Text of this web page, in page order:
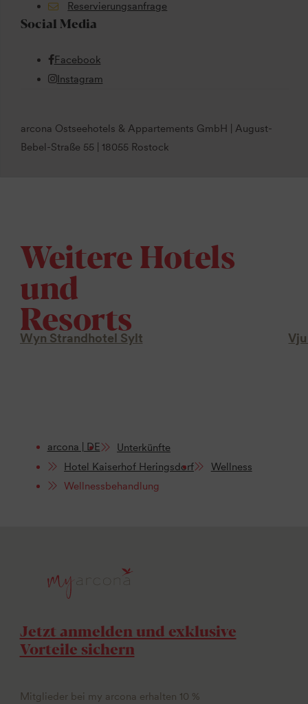
Reservierungsanfrage
Social Media
Facebook
Instagram
arcona Ostseehotels & Appartements GmbH | August-
Bebel-Straße 55 | 18055 Rostock
Weitere Hotels
und
Resorts
Wyn Strandhotel Sylt
arcona | DE
Unterkünfte
Hotel Kaiserhof Heringsdorf
Wellness
Wellnessbehandlung
Jetzt anmelden und exklusive
Vorteile sichern
Mitglieder bei my arcona erhalten 10 %